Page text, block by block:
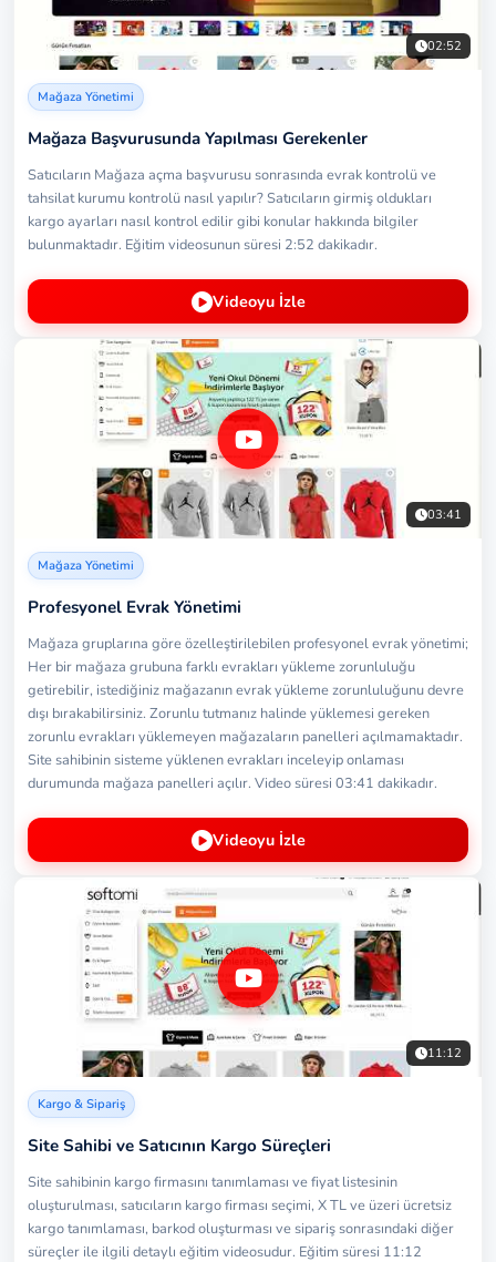
02:52
Mağaza Yönetimi
Mağaza Başvurusunda Yapılması Gerekenler
Satıcıların Mağaza açma başvurusu sonrasında evrak kontrolü ve
tahsilat kurumu kontrolü nasıl yapılır? Satıcıların girmiş oldukları
kargo ayarları nasıl kontrol edilir gibi konular hakkında bilgiler
bulunmaktadır. Eğitim videosunun süresi 2:52 dakikadır.
Videoyu İzle
03:41
Mağaza Yönetimi
Profesyonel Evrak Yönetimi
Mağaza gruplarına göre özelleştirilebilen profesyonel evrak yönetimi;
Her bir mağaza grubuna farklı evrakları yükleme zorunluluğu
getirebilir, istediğiniz mağazanın evrak yükleme zorunluluğunu devre
dışı bırakabilirsiniz. Zorunlu tutmanız halinde yüklemesi gereken
zorunlu evrakları yüklemeyen mağazaların panelleri açılmamaktadır.
Site sahibinin sisteme yüklenen evrakları inceleyip onlaması
durumunda mağaza panelleri açılır. Video süresi 03:41 dakikadır.
Videoyu İzle
11:12
Kargo & Sipariş
Site Sahibi ve Satıcının Kargo Süreçleri
Site sahibinin kargo firmasını tanımlaması ve fiyat listesinin
oluşturulması, satıcıların kargo firması seçimi, X TL ve üzeri ücretsiz
kargo tanımlaması, barkod oluşturması ve sipariş sonrasındaki diğer
süreçler ile ilgili detaylı eğitim videosudur. Eğitim süresi 11:12